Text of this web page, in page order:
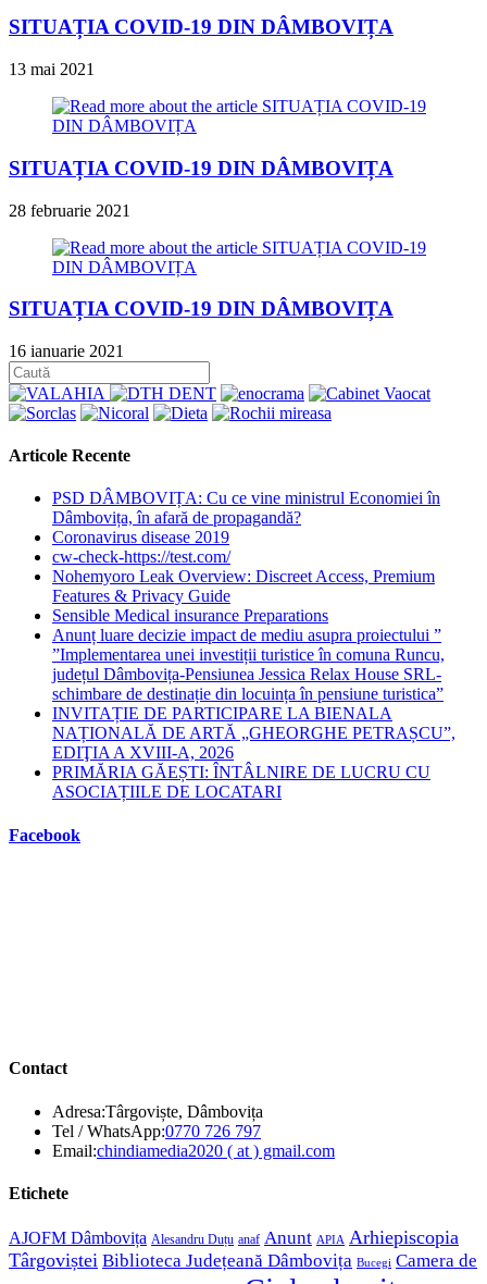
SITUAȚIA COVID-19 DIN DÂMBOVIȚA
13 mai 2021
SITUAȚIA COVID-19 DIN DÂMBOVIȚA
28 februarie 2021
SITUAȚIA COVID-19 DIN DÂMBOVIȚA
16 ianuarie 2021
Articole Recente
PSD DÂMBOVIȚA: Cu ce vine ministrul Economiei în
Dâmbovița, în afară de propagandă?
Coronavirus disease 2019
cw-check-https://test.com/
Nohemyoro Leak Overview: Discreet Access, Premium
Features & Privacy Guide
Sensible Medical insurance Preparations
Anunț luare decizie impact de mediu asupra proiectului ”
”Implementarea unei investiții turistice în comuna Runcu,
județul Dâmbovița-Pensiunea Jessica Relax House SRL-
schimbare de destinație din locuința în pensiune turistica”
INVITAȚIE DE PARTICIPARE LA BIENALA
NAȚIONALĂ DE ARTĂ „GHEORGHE PETRAȘCU”,
EDIŢIA A XVIII-A, 2026
PRIMĂRIA GĂEȘTI: ÎNTÂLNIRE DE LUCRU CU
ASOCIAȚIILE DE LOCATARI
Facebook
Contact
Adresa:Târgoviște, Dâmbovița
Tel / WhatsApp:0770 726 797Opens
in
Email:chindiamedia2020 ( at ) gmail.comOpens
Etichete
AJOFM Dâmbovița Alesandru Duțu anaf Anunt APIA Arhiepiscopia
Târgoviștei Biblioteca Județeană Dâmbovița Bucegi Camera de